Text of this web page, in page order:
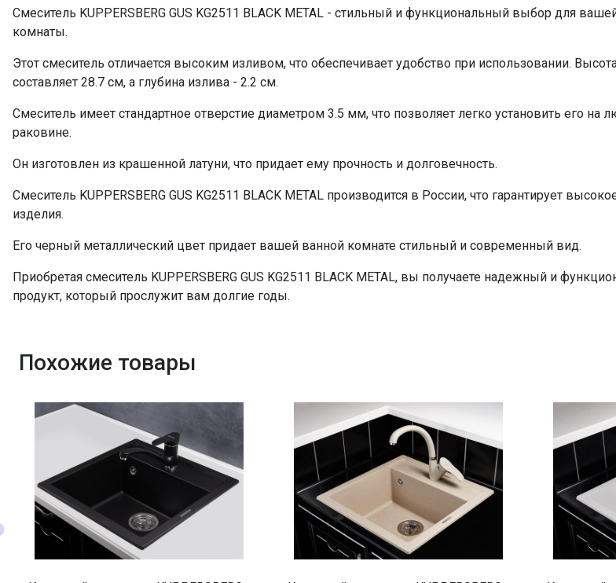
Смеситель KUPPERSBERG GUS KG2511 BLACK METAL - стильный и функциональный выбор для
комнаты.
Этот смеситель отличается высоким изливом, что обеспечивает удобство при использовании.
составляет 28.7 см, а глубина излива - 2.2 см.
Смеситель имеет стандартное отверстие диаметром 3.5 мм, что позволяет легко установить его на
раковине.
Он изготовлен из крашенной латуни, что придает ему прочность и долговечность.
Смеситель KUPPERSBERG GUS KG2511 BLACK METAL производится в России, что гарантирует
изделия.
Его черный металлический цвет придает вашей ванной комнате стильный и современный вид.
Приобретая смеситель KUPPERSBERG GUS KG2511 BLACK METAL, вы получаете надежный и
продукт, который прослужит вам долгие годы.
Похожие товары